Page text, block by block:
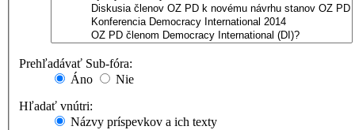
Prehľadávať Sub-fóra:
Áno
Nie
Hľadať vnútri:
Názvy príspevkov a ich texty